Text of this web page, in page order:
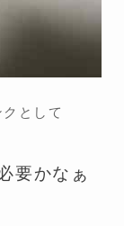
として
要かなぁ